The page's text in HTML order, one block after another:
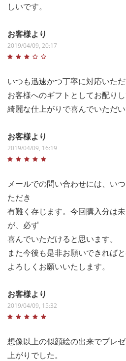
しいです。
お客様より
2019/04/09, 20:17
いつも迅速かつ丁寧に対応いた
お客様へのギフトとしてお配りし
綺麗な仕上がりで喜んでいただい
お客様より
2019/04/09, 16:19
メールでの問い合わせには、い
ただき
有難く存じます。今回購入分は
が、必ず
喜んでいただけると思います。
また今後も是非お願いできればと
よろしくお願いいたします。
お客様より
2019/04/09, 15:32
想像以上の似顔絵の出来でプレ
上がりでした。